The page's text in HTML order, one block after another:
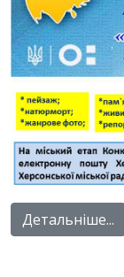
Детальніше...